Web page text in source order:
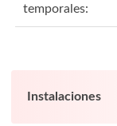
temporales:
Instalaciones